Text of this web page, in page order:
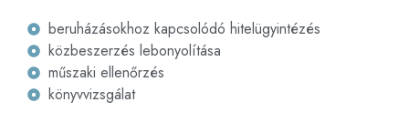
beruházásokhoz kapcsolódó hitelügyintézés
közbeszerzés lebonyolítása
műszaki ellenőrzés
könyvvizsgálat